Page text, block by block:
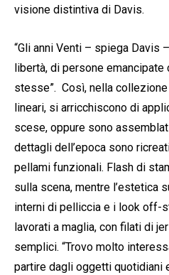
visione distintiva di Davis.
“Gli anni Venti – spiega Davis
libertà, di persone
stesse”. Così, nella
lineari, si arricchiscono di
scese, oppure sono
dettagli dell’epoca sono
pellami funzionali. Flash di
sulla scena, mentre l’estetica
interni di pelliccia e i look off-
lavorati a maglia, con filati di
semplici. “Trovo molto
partire dagli oggetti quotidiani